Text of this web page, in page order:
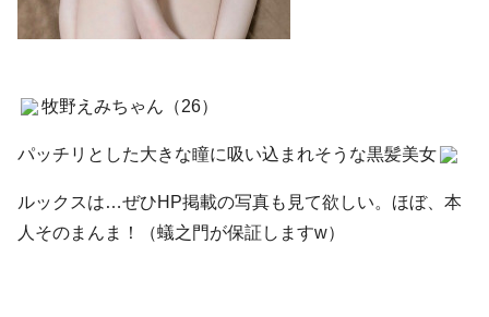
牧野えみちゃん（26）
パッチリとした大きな瞳に吸い込まれそうな黒髪美女
ルックスは…ぜひHP掲載の写真も見て欲しい。ほぼ、本
人そのまんま！（蟻之門が保証しますw）